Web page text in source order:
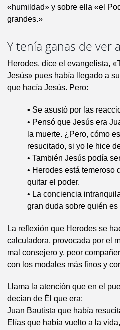
«humildad» y sobre ella «el
grandes.»
Y tenía ganas de ver
Herodes, dice el evangelista,
Jesús» pues había llegado a
que hacía Jesús. Pero:
• Se asustó por las
• Pensó que Jesús era
la muerte. ¿Pero, cómo
resucitado, si yo le hice
• También Jesús podía
• Herodes está temeroso
quitar el poder.
• La conciencia
gran duda sobre quién es
La reflexión que Herodes se
calculadora, provocada por el
mal consejero y, peor
con los modales más finos y
Llama la atención que en el
decían de Él que era:
Juan Bautista que había
Elías que había vuelto a la